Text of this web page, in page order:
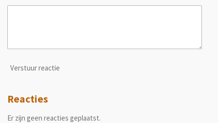
Verstuur reactie
Reacties
Er zijn geen reacties geplaatst.